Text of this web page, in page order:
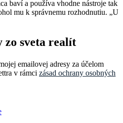
baví a používa vhodne nástroje tak
mu k správnemu rozhodnutiu. „U
zo sveta realít
emailovej adresy za účelom
v rámci zásad ochrany osobných